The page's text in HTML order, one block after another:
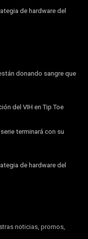
de hardware del
donando sangre que
del VIH en Tip Toe
terminará con su
de hardware del
noticias, promos,